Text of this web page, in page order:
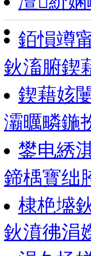
銆愪竴
鈥滀腑鍥
鍥藉姟
灞曞疄鍦
鐢电綉
鍗楀寳绌
棣栬墭
鈥濆彿涓